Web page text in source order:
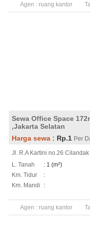
Agen : ruang kantor
Sewa Office Space
,Jakarta Selatan
Harga sewa : Rp.1 Per
Jl. R.A Kartini no.26
L. Tanah
: 1 (m²)
Km. Tidur
:
Km. Mandi
:
Agen : ruang kantor